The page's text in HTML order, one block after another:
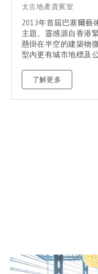
太古地產貴賓室
2013年首屆巴塞爾藝
主題。靈感源自香港
懸掛在半空的建築物
型內更有城市地標及
了解更多